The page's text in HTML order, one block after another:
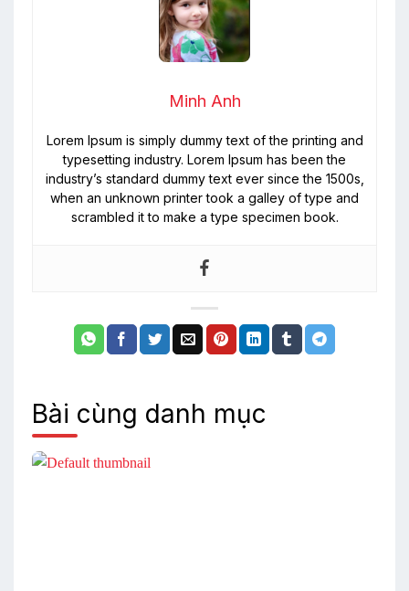
Minh Anh
Lorem Ipsum is simply dummy text of the printing and
typesetting industry. Lorem Ipsum has been the
industry’s standard dummy text ever since the 1500s,
when an unknown printer took a galley of type and
scrambled it to make a type specimen book.
Bài cùng danh mục